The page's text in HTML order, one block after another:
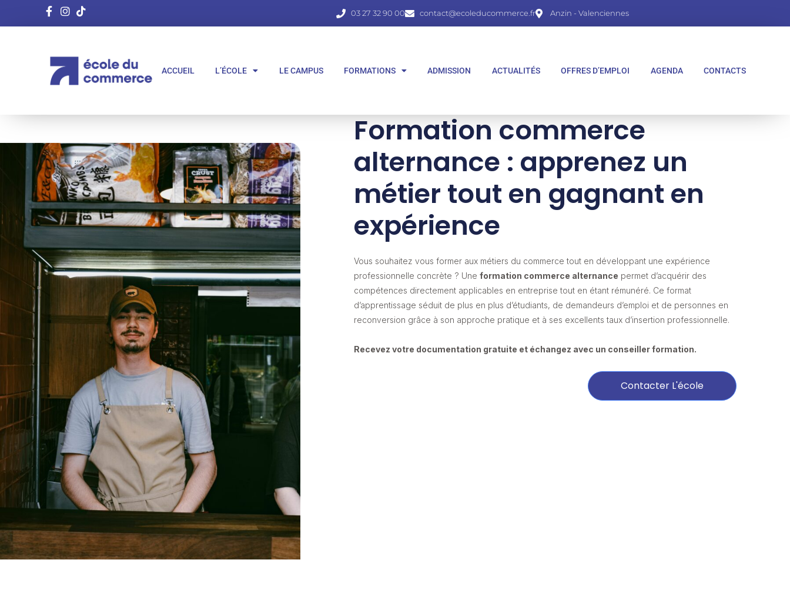
03 27 32 90 00 contact@ecoleducommerce.fr Anzin - Valenciennes
ACCUEIL L’ÉCOLE LE CAMPUS FORMATIONS ADMISSION ACTUALITÉS OFFRES D’EMPLOI AGENDA CONTACTS
Formation commerce
alternance : apprenez un
métier tout en gagnant en
expérience
Vous souhaitez vous former aux métiers du commerce tout en développant une expérience
professionnelle concrète ? Une formation commerce alternance permet d’acquérir des
compétences directement applicables en entreprise tout en étant rémunéré. Ce format
d’apprentissage séduit de plus en plus d’étudiants, de demandeurs d’emploi et de personnes en
reconversion grâce à son approche pratique et à ses excellents taux d’insertion professionnelle.
Recevez votre documentation gratuite et échangez avec un conseiller formation.
Contacter L'école